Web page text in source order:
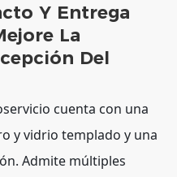
Y Entrega
La
Del
cuenta con una
y vidrio templado y una
Admite múltiples